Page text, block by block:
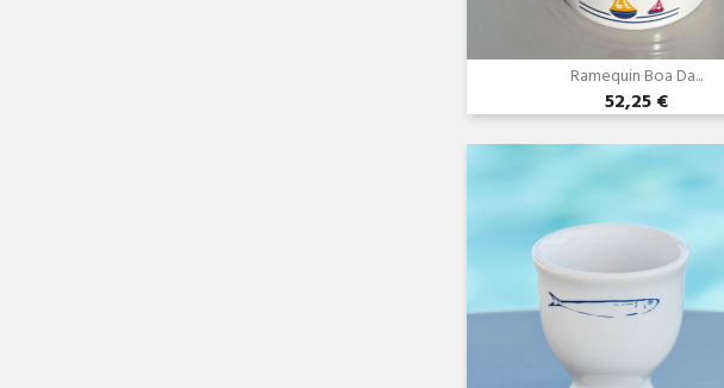
Ramequin Boa Da...
52,25 €
Anteprima